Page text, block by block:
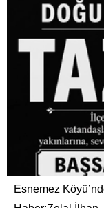
Esnemez